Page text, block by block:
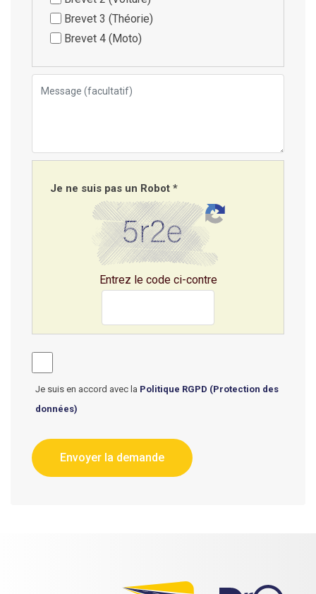
Brevet 3 (Théorie)
Brevet 4 (Moto)
Je ne suis pas un Robot *
Entrez le code ci-contre
Je suis en accord avec la Politique RGPD (Protection des
données)
Envoyer la demande